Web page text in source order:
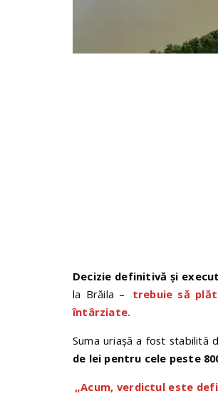
Decizie definitivă și
la Brăila –
trebuie să
întârziate.
Suma uriașă a fost stabilită
de lei pentru cele peste
„Acum, verdictul este